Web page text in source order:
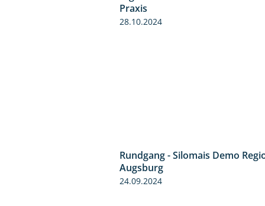
Ergebnisse der
Praxis
Rundgang - Silomais Demo
Augsburg